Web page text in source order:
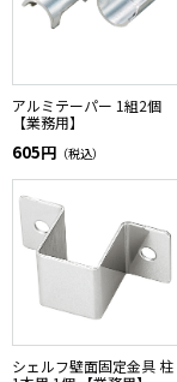
アルミテーパー 1組2個
【業務用】
605円 （税込）
シェルフ壁面固定金具 柱